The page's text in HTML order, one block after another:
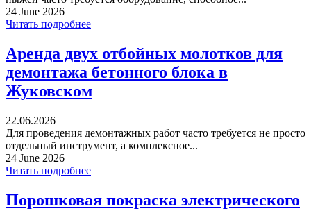
24 June 2026
Читать подробнее
Аренда двух отбойных молотков для
демонтажа бетонного блока в
Жуковском
22.06.2026
Для проведения демонтажных работ часто требуется не просто
отдельный инструмент, а комплексное...
24 June 2026
Читать подробнее
Порошковая покраска электрического